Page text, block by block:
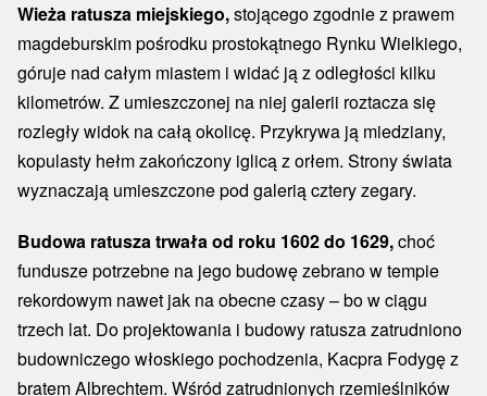
Wieża ratusza miejskiego,stojącego zgodnie z prawem
magdeburskim pośrodku prostokątnego Rynku Wielkiego,
góruje nad całym miastem i widać ją z odległości kilku
kilometrów. Z umieszczonej na niej galerii roztacza się
rozległy widok na całą okolicę. Przykrywa ją miedziany,
kopulasty hełm zakończony iglicą z orłem. Strony świata
wyznaczają umieszczone pod galerią cztery zegary.
Budowa ratusza trwała od roku 1602 do 1629,choć
fundusze potrzebne na jego budowę zebrano w tempie
rekordowym nawet jak na obecne czasy – bo w ciągu
trzech lat. Do projektowania i budowy ratusza zatrudniono
budowniczego włoskiego pochodzenia, Kacpra Fodygę z
bratem Albrechtem. Wśród zatrudnionych rzemieślników